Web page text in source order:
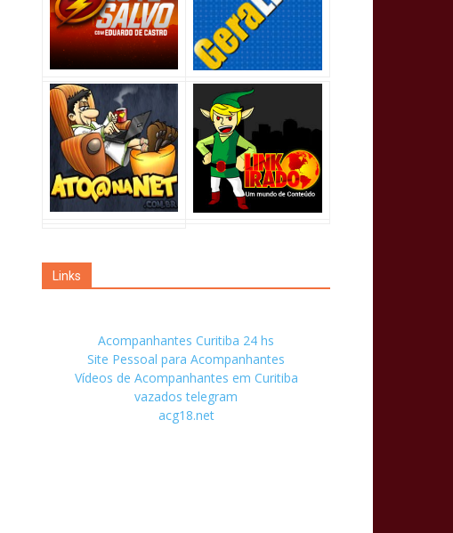
Links
Acompanhantes Curitiba 24 hs
Site Pessoal para Acompanhantes
Vídeos de Acompanhantes em Curitiba
vazados telegram
acg18.net